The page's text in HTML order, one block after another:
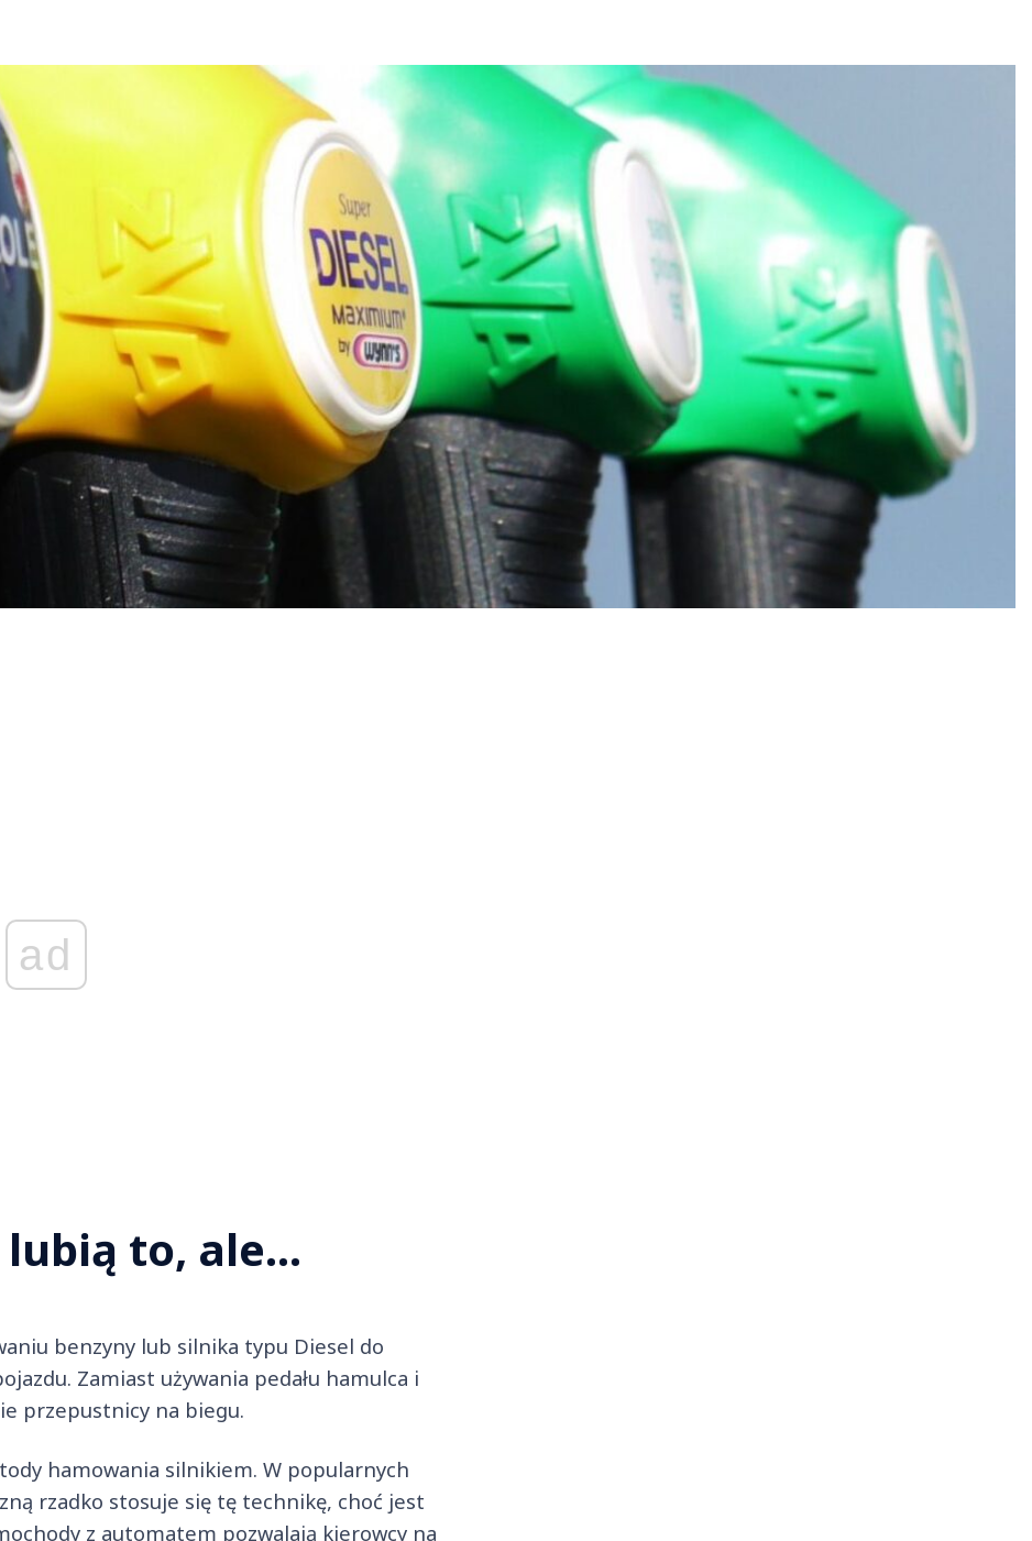
ad
lubią to, ale…
benzyny lub silnika typu Diesel do
Zamiast używania pedału hamulca i
przepustnicy na biegu.
hamowania silnikiem. W popularnych
rzadko stosuje się tę technikę, choć jest
z automatem pozwalają kierowcy na